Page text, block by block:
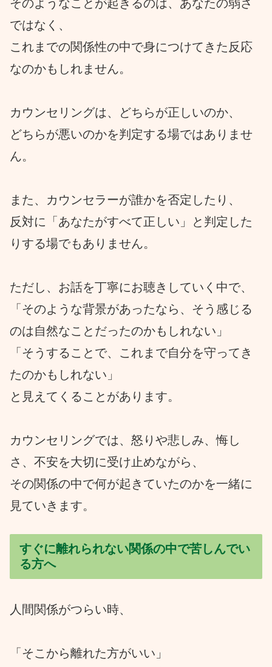
そのようなことが起きるのは、あなたの弱さ
ではなく、
これまでの関係性の中で身につけてきた反応
なのかもしれません。
カウンセリングは、どちらが正しいのか、
どちらが悪いのかを判定する場ではありませ
ん。
また、カウンセラーが誰かを否定したり、
反対に「あなたがすべて正しい」と判定した
りする場でもありません。
ただし、お話を丁寧にお聴きしていく中で、
「そのような背景があったなら、そう感じる
のは自然なことだったのかもしれない」
「そうすることで、これまで自分を守ってき
たのかもしれない」
と見えてくることがあります。
カウンセリングでは、怒りや悲しみ、悔し
さ、不安を大切に受け止めながら、
その関係の中で何が起きていたのかを一緒に
見ていきます。
すぐに離れられない関係の中で苦しんでい
る方へ
人間関係がつらい時、
「そこから離れた方がいい」